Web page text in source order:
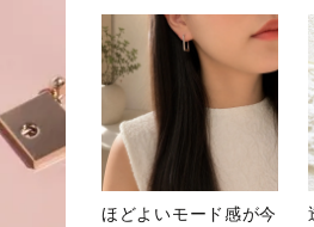
ほどよいモード感が今